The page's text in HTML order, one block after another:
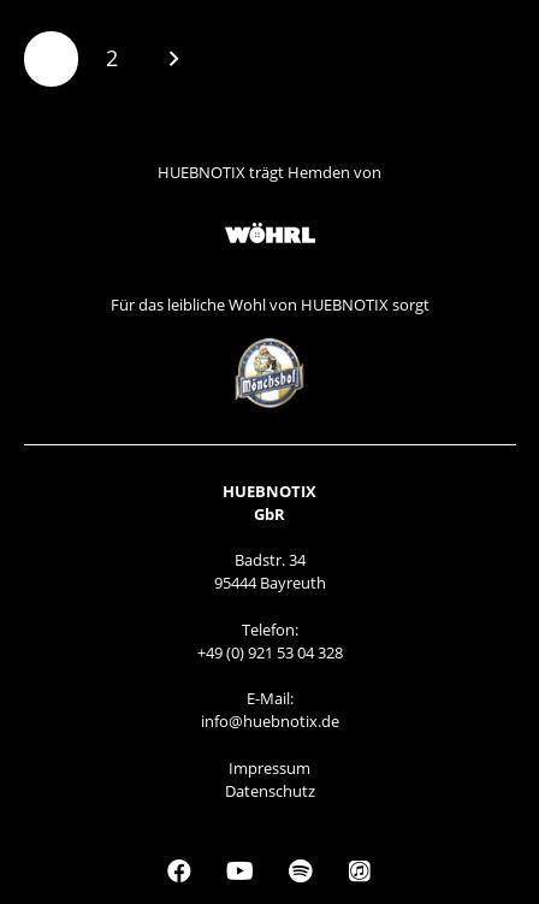
2
HUEBNOTIX trägt Hemden von
Für das leibliche Wohl von HUEBNOTIX sorgt
HUEBNOTIX
GbR
Badstr. 34
95444 Bayreuth
Telefon:
+49 (0) 921 53 04 328
E-Mail:
info@huebnotix.de
Impressum
Datenschutz